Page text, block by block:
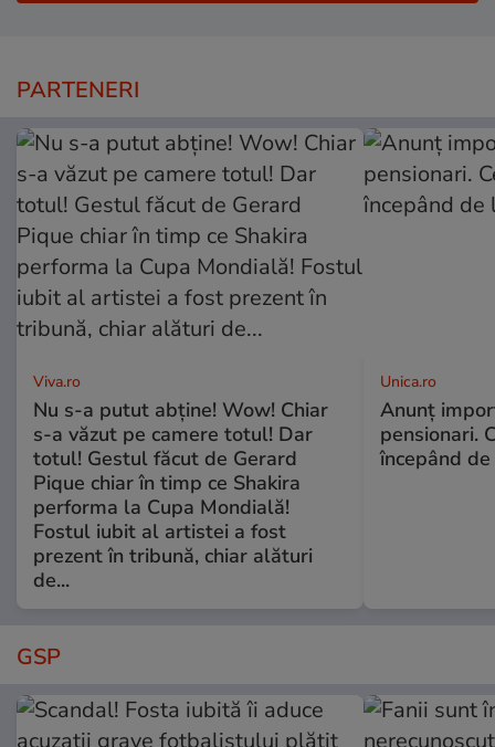
PARTENERI
Viva.ro
Nu s-a putut abține! Wow! Chiar
s-a văzut pe camere totul! Dar
totul! Gestul făcut de Gerard
Pique chiar în timp ce Shakira
performa la Cupa Mondială!
Fostul iubit al artistei a fost
prezent în tribună, chiar alături
de...
Unica.ro
Anunț
pensionari.
începând
GSP